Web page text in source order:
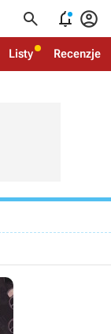
  
Listy Recenzje